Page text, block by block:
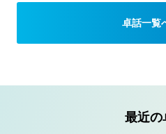
卓話一覧
最近の